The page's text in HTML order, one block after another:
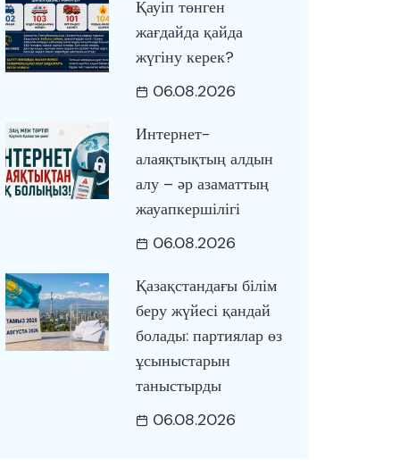
Қауіп төнген
жағдайда қайда
жүгіну керек?
06.08.2026
Интернет-
алаяқтықтың алдын
алу – әр азаматтың
жауапкершілігі
06.08.2026
Қазақстандағы білім
беру жүйесі қандай
болады: партиялар өз
ұсыныстарын
таныстырды
06.08.2026